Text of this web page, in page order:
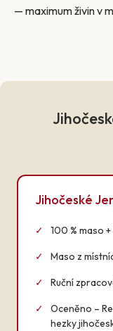
— maximum živin v
Jihočeské
✓ 100 % maso
✓ Maso z
✓ Ruční
✓
Oceněno –
hezky